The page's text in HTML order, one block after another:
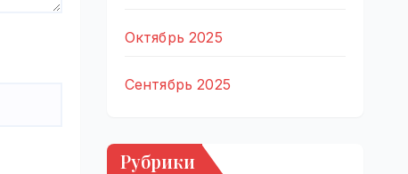
Октябрь 2025
Сентябрь 2025
Рубрики